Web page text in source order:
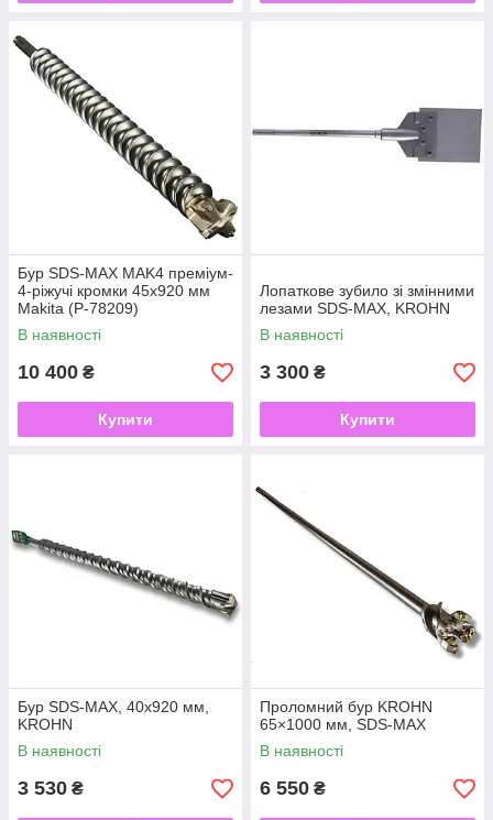
Бур SDS-MAX MAK4 преміум-
4-ріжучі кромки 45x920 мм
Makita (P-78209)
В наявності
10 400 ₴
Купити
Лопаткове зубило зі змінними
лезами SDS-MAX, KROHN
В наявності
3 300 ₴
Купити
Бур SDS-MAX, 40x920 мм,
KROHN
В наявності
3 530 ₴
Проломний бур KROHN
65×1000 мм, SDS-MAX
В наявності
6 550 ₴